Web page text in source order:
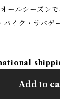
ールシーズン
イク・サバゲ
Add to